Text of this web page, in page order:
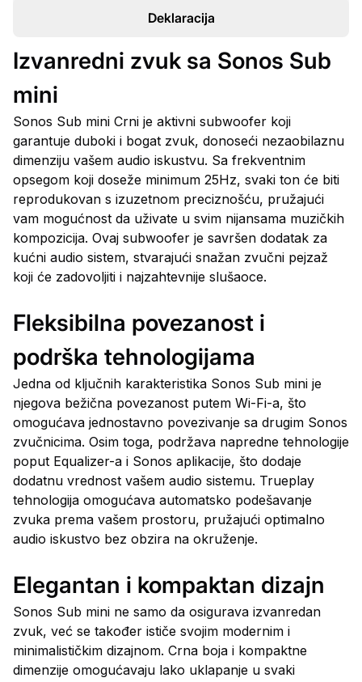
Deklaracija
Izvanredni zvuk sa Sonos Sub
mini
Sonos Sub mini Crni je aktivni subwoofer koji
garantuje duboki i bogat zvuk, donoseći nezaobilaznu
dimenziju vašem audio iskustvu. Sa frekventnim
opsegom koji doseže minimum 25Hz, svaki ton će biti
reprodukovan s izuzetnom preciznošću, pružajući
vam mogućnost da uživate u svim nijansama muzičkih
kompozicija. Ovaj subwoofer je savršen dodatak za
kućni audio sistem, stvarajući snažan zvučni pejzaž
koji će zadovoljiti i najzahtevnije slušaoce.
Fleksibilna povezanost i
podrška tehnologijama
Jedna od ključnih karakteristika Sonos Sub mini je
njegova bežična povezanost putem Wi-Fi-a, što
omogućava jednostavno povezivanje sa drugim Sonos
zvučnicima. Osim toga, podržava napredne tehnologije
poput Equalizer-a i Sonos aplikacije, što dodaje
dodatnu vrednost vašem audio sistemu. Trueplay
tehnologija omogućava automatsko podešavanje
zvuka prema vašem prostoru, pružajući optimalno
audio iskustvo bez obzira na okruženje.
Elegantan i kompaktan dizajn
Sonos Sub mini ne samo da osigurava izvanredan
zvuk, već se također ističe svojim modernim i
minimalističkim dizajnom. Crna boja i kompaktne
dimenzije omogućavaju lako uklapanje u svaki